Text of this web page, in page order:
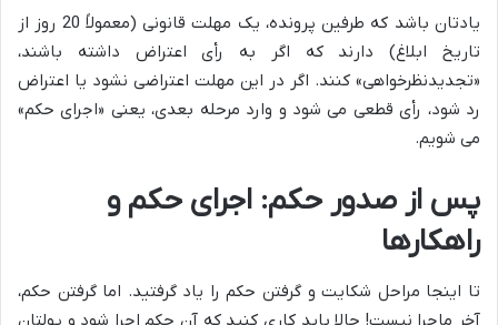
یادتان باشد که طرفین پرونده، یک مهلت قانونی (معمولاً 20 روز از
تاریخ ابلاغ) دارند که اگر به رأی اعتراض داشته باشند،
«تجدیدنظرخواهی» کنند. اگر در این مهلت اعتراضی نشود یا اعتراض
رد شود، رأی قطعی می شود و وارد مرحله بعدی، یعنی «اجرای حکم»
می شویم.
پس از صدور حکم: اجرای حکم و
راهکارها
تا اینجا مراحل شکایت و گرفتن حکم را یاد گرفتید. اما گرفتن حکم،